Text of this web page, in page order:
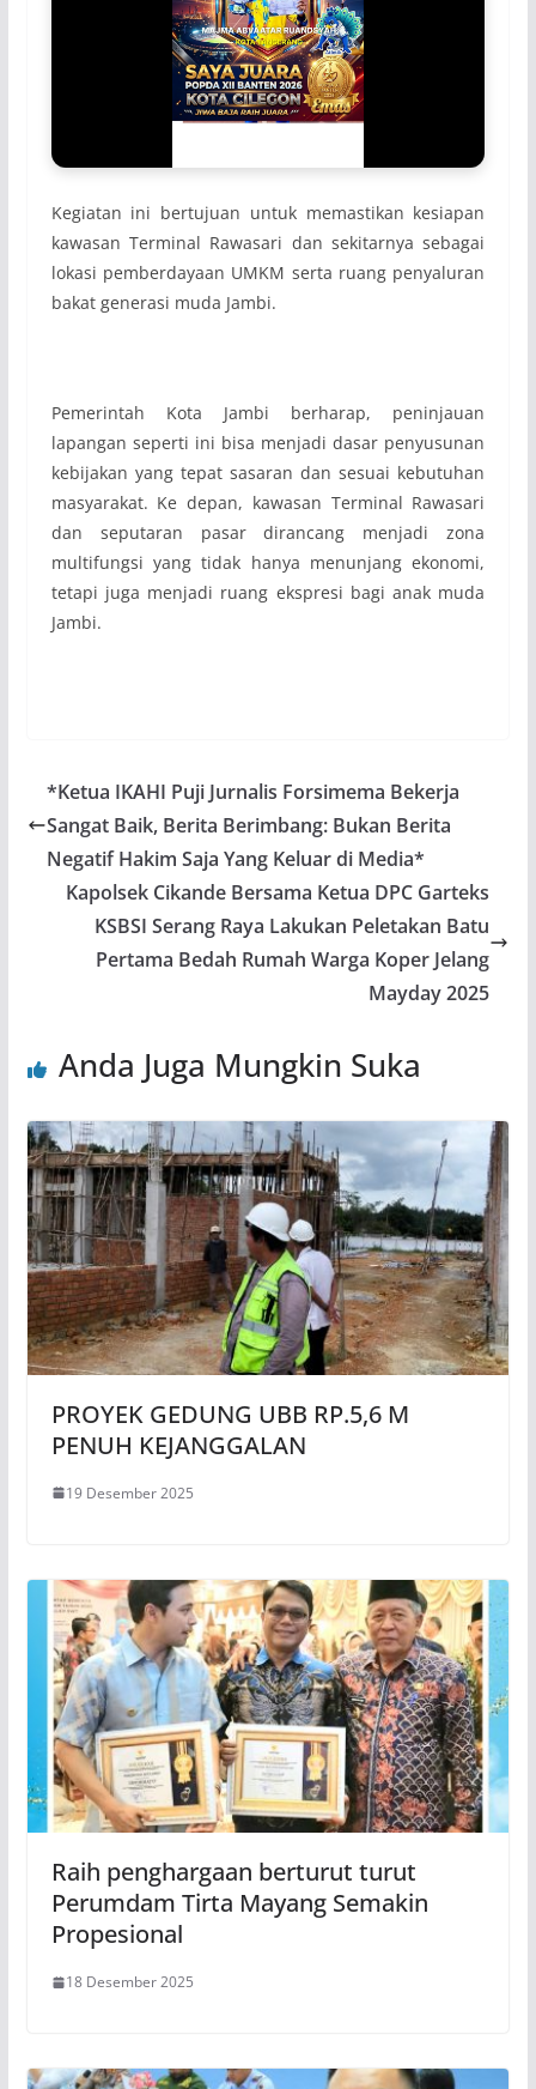
Kegiatan ini bertujuan untuk memastikan kesiapan
kawasan Terminal Rawasari dan sekitarnya sebagai
lokasi pemberdayaan UMKM serta ruang penyaluran
bakat generasi muda Jambi.
Pemerintah Kota Jambi berharap, peninjauan
lapangan seperti ini bisa menjadi dasar penyusunan
kebijakan yang tepat sasaran dan sesuai kebutuhan
masyarakat. Ke depan, kawasan Terminal Rawasari
dan seputaran pasar dirancang menjadi zona
multifungsi yang tidak hanya menunjang ekonomi,
tetapi juga menjadi ruang ekspresi bagi anak muda
Jambi.
*Ketua IKAHI Puji Jurnalis Forsimema Bekerja
Sangat Baik, Berita Berimbang: Bukan Berita
Negatif Hakim Saja Yang Keluar di Media*
Kapolsek Cikande Bersama Ketua DPC Garteks
KSBSI Serang Raya Lakukan Peletakan Batu
Pertama Bedah Rumah Warga Koper Jelang
Mayday 2025
Anda Juga Mungkin Suka
PROYEK GEDUNG UBB RP.5,6 M
PENUH KEJANGGALAN
19 Desember 2025
Raih penghargaan berturut turut
Perumdam Tirta Mayang Semakin
Propesional
18 Desember 2025